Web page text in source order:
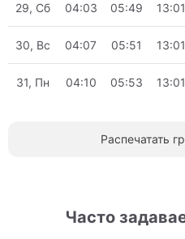
29, Сб 04:03 05:49 13:01
30, Вс 04:07 05:51 13:01
31, Пн 04:10 05:53 13:01
Распечатать
Часто